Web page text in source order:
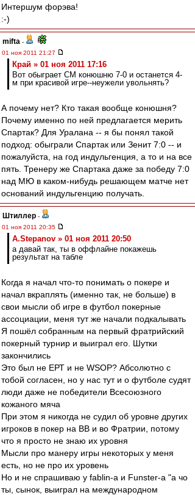
Интершум форэва!
:-)
mifta -
01 ноя 2011 21:27
Край » 01 ноя 2011 17:16
Вот обыграет СМ конюшню 7-0 и останется 4-
м при красивой игре--неужели увольнять?
А почему нет? Кто такая вообще конюшня?
Почему именно по ней предлагается мерить
Спартак? Для Уралана -- я бы понял такой
подход: обыграли Спартак или Зенит 7:0 -- и
пожалуйста, на год индульгенция, а то и на все
пять. Тренеру же Спартака даже за победу 7:0
над МЮ в каком-нибудь решающем матче нет
оснований индульгенцию получать.
Штиллер -
01 ноя 2011 20:35
A.Stepanov » 01 ноя 2011 20:50
а давай так, ты в оффлайне покажешь
результат на табле
Когда я начал что-то понимать о покере и
начал вкраплять (именно так, не больше) в
свои мысли об игре в футбол покерные
ассоциации, меня тут же начали подкалывать
Я пошёл собранным на первый фратрийский
покерный турнир и выиграл его. Шутки
закончились
Это был не ЕРТ и не WSOP? Абсолютно с
тобой согласен, но у нас тут и о футболе судят
люди даже не победители Всесоюзного
кожаного мяча
При этом я никогда не судил об уровне других
игроков в покер на ВВ и во Фратрии, потому
что я просто не знаю их уровня
Мысли про манеру игры некоторых у меня
есть, но не про их уровень
Но и не спрашиваю у fablin-a и Funster-а "а чо
ты, сынок, выиграл на международном